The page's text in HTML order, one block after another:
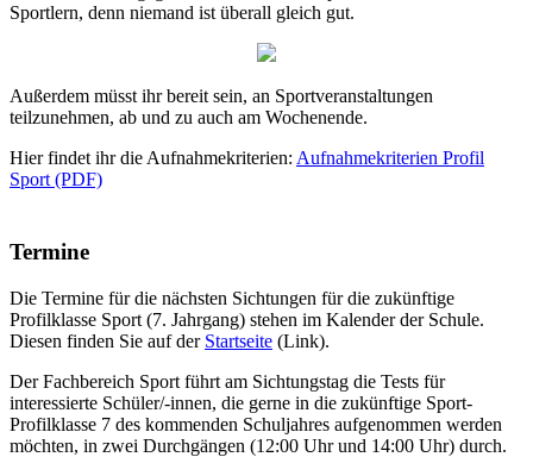
Sportlern, denn niemand ist überall gleich gut.
Außerdem müsst ihr bereit sein, an Sportveranstaltungen
teilzunehmen, ab und zu auch am Wochenende.
Hier findet ihr die Aufnahmekriterien: Aufnahmekriterien Profil
Sport (PDF)
Termine
Die Termine für die nächsten Sichtungen für die zukünftige
Profilklasse Sport (7. Jahrgang) stehen im Kalender der Schule.
Diesen finden Sie auf der Startseite (Link).
Der Fachbereich Sport führt am Sichtungstag die Tests für
interessierte Schüler/-innen, die gerne in die zukünftige Sport-
Profilklasse 7 des kommenden Schuljahres aufgenommen werden
möchten, in zwei Durchgängen (12:00 Uhr und 14:00 Uhr) durch.